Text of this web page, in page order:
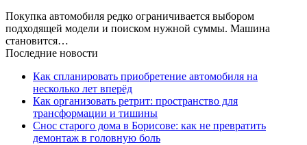
Покупка автомобиля редко ограничивается выбором
подходящей модели и поиском нужной суммы. Машина
становится…
Последние новости
Как спланировать приобретение автомобиля на
несколько лет вперёд
Как организовать ретрит: пространство для
трансформации и тишины
Снос старого дома в Борисове: как не превратить
демонтаж в головную боль